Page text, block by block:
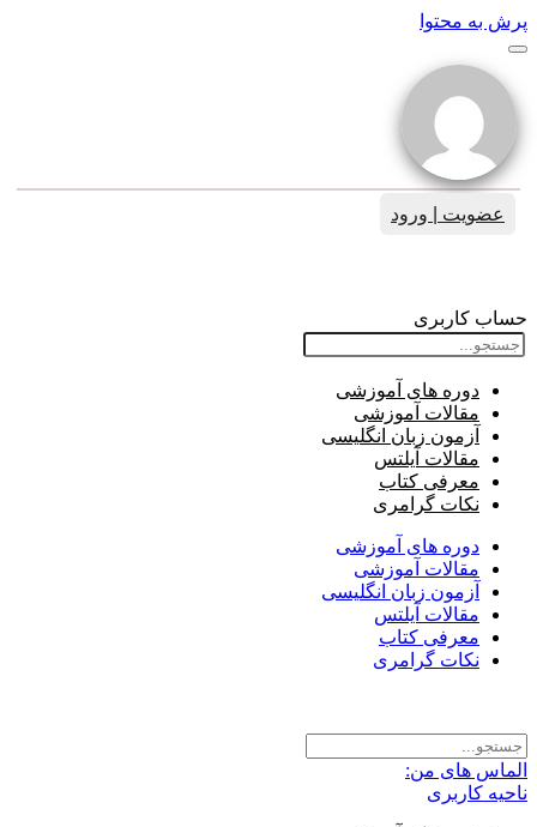
پرش به محتوا
عضویت | ورود
حساب کاربری
دوره های آموزشی
مقالات آموزشی
آزمون زبان انگلیسی
مقالات آیلتس
معرفی کتاب
نکات گرامری
دوره های آموزشی
مقالات آموزشی
آزمون زبان انگلیسی
مقالات آیلتس
معرفی کتاب
نکات گرامری
الماس های من:
ناحیه کاربری